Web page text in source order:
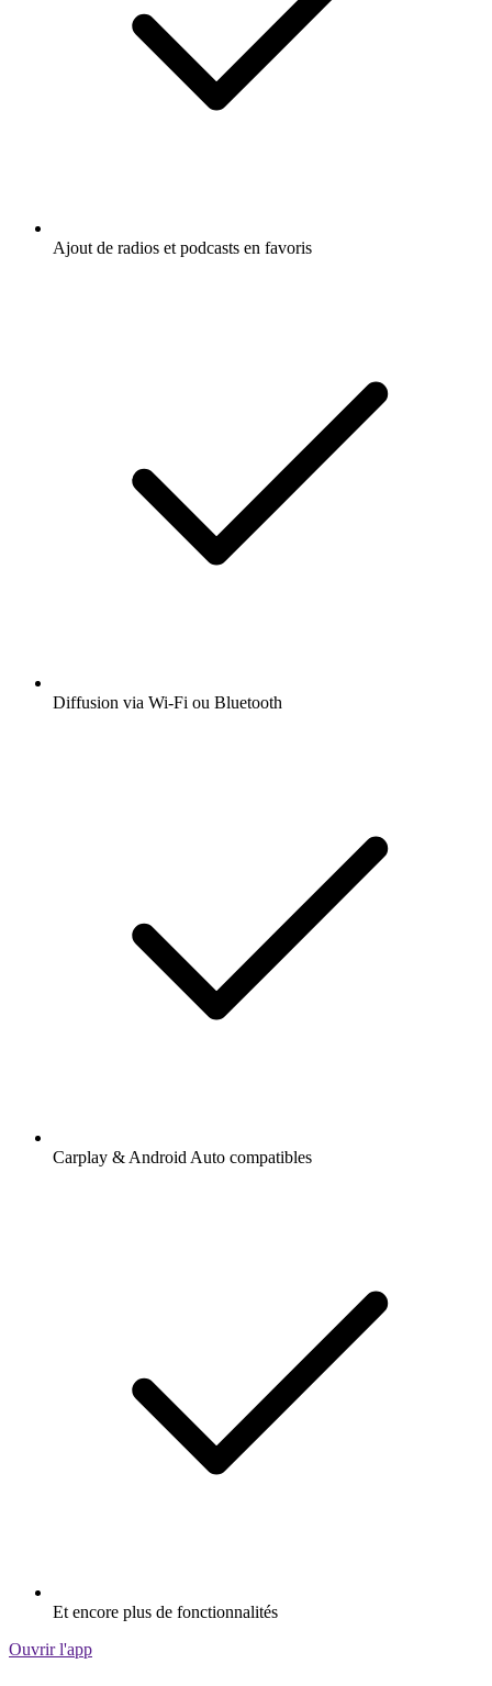
Ajout de radios et podcasts en favoris
Diffusion via Wi-Fi ou Bluetooth
Carplay & Android Auto compatibles
Et encore plus de fonctionnalités
Ouvrir l'app